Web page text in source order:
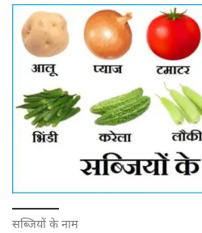
सब्जियों के नाम